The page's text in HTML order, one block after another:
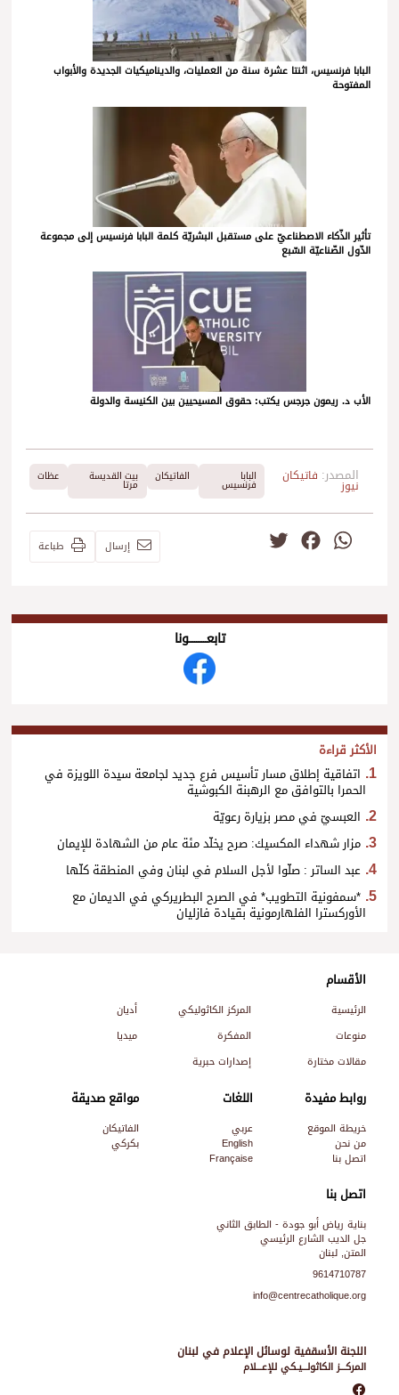
البابا فرنسيس، اثنتا عشرة سنة من العمليات، والديناميكيات الجديدة والأبواب
المفتوحة
تأثير الذّكاء الاصطناعيّ على مستقبل البشريّة كلمة البابا فرنسيس إلى مجموعة
الدّول الصّناعيّة السّبع
الأب د. ريمون جرجس يكتب: حقوق المسيحيين بين الكنيسة والدولة
المصدر: فاتيكان
نيوز
البابا
فرنسيس
الفاتيكان بيت القديسة
مرتا
عظات
WhatsApp
Facebook إرسال طباعة
تابعــــــــــونا
الأكثر قراءة
اتفاقية إطلاق مسار تأسيس فرع جديد لجامعة سيدة اللويزة في
الحمرا بالتوافق مع الرهبنة الكبوشية
العبسيّ في مصر بزيارة رعويّة
مزار شهداء المكسيك: صرح يخلّد مئة عام من الشهادة للإيمان
عبد الساتر : صلّوا لأجل السلام في لبنان وفي المنطقة كلّها
*سمفونية التطويب* في الصرح البطريركي في الديمان مع
الأوركسترا الفلهارمونية بقيادة فازليان
اللجنة الأسقفية لوسائل الإعلام في لبنان
المركـــز الكاثولـــيـكي للإعـــلام
اتصل بنا
بناية رياض أبو جودة - الطابق الثاني
جل الديب الشارع الرئيسي
المتن, لبنان
9614710787
info@centrecatholique.org
الأقسام
الرئيسية المركز الكاثوليكي
أديان
منوعات
المفكرة
ميديا
مقالات مختارة
إصدارات حبرية
روابط مفيدة
خريطة الموقع
من نحن
اتصل بنا
اللغات
عربي
English
Française
مواقع صديقة
الفاتيكان
بكركي